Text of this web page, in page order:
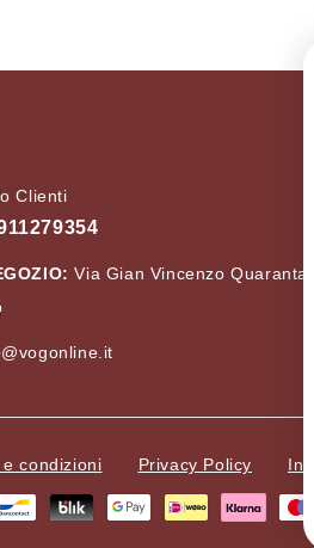
Clienti
Via Gian Vincenzo Quaranta
e condizioni Privacy Policy
in